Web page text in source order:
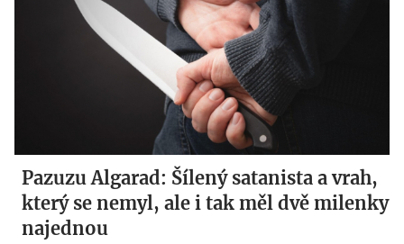
Pazuzu Algarad: Šílený satanista a vrah,
který se nemyl, ale i tak měl dvě milenky
najednou